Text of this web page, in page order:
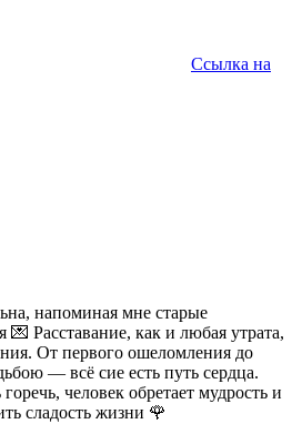
Ссылка на
напоминая мне старые
Расставание, как и любая утрата,
От первого ошеломления до
— всё сие есть путь сердца.
человек обретает мудрость и
сладость жизни 🌹